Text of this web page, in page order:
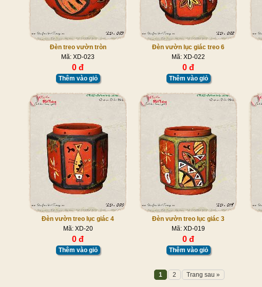
Đèn treo vườn tròn
Mã: XD-023
0 đ
Thêm vào giỏ
Đèn vườn lục giác treo 6
Mã: XD-022
0 đ
Thêm vào giỏ
Đèn vườn treo lục giác 4
Mã: XD-20
0 đ
Thêm vào giỏ
Đèn vườn treo lục giác 3
Mã: XD-019
0 đ
Thêm vào giỏ
1 2 Trang sau »